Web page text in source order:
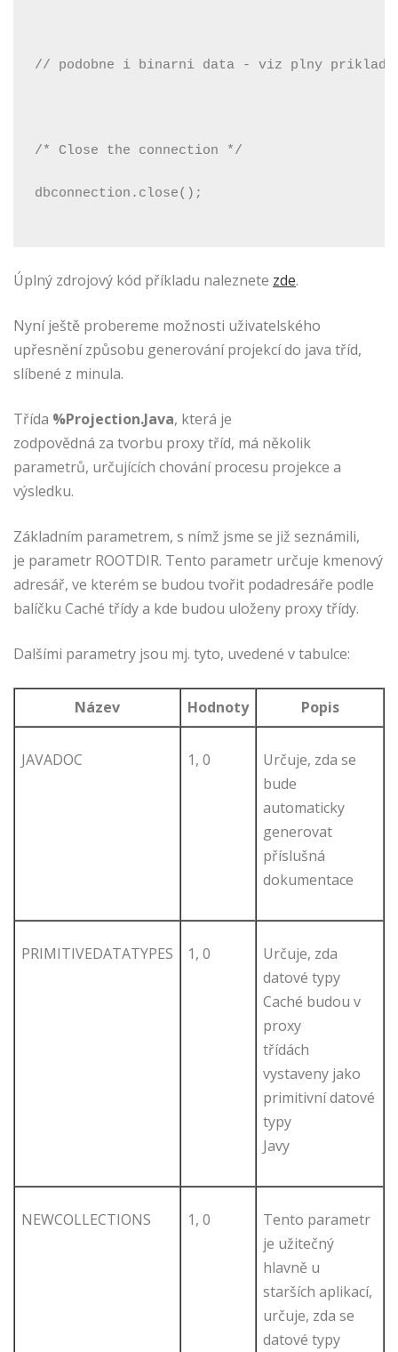
// podobne i binarni data - viz plny priklad
/* Close the connection */
dbconnection.close();
Úplný zdrojový kód příkladu naleznete zde.
Nyní ještě probereme možnosti uživatelského
upřesnění způsobu generování projekcí do java tříd,
slíbené z minula.
Třída %Projection.Java, která je
zodpovědná za tvorbu proxy tříd, má několik
parametrů, určujících chování procesu projekce a
výsledku.
Základním parametrem, s nímž jsme se již seznámili,
je parametr ROOTDIR. Tento parametr určuje kmenový
adresář, ve kterém se budou tvořit podadresáře podle
balíčku Caché třídy a kde budou uloženy proxy třídy.
Dalšími parametry jsou mj. tyto, uvedené v tabulce:
Název Hodnoty Popis
JAVADOC 1, 0
Určuje, zda se
bude
automaticky
generovat
příslušná
dokumentace
PRIMITIVEDATATYPES 1, 0
Určuje, zda
datové typy
Caché budou v
proxy
třídách
vystaveny jako
primitivní datové
typy
Javy
NEWCOLLECTIONS 1, 0
Tento parametr
je užitečný
hlavně u
starších aplikací,
určuje, zda se
datové typy